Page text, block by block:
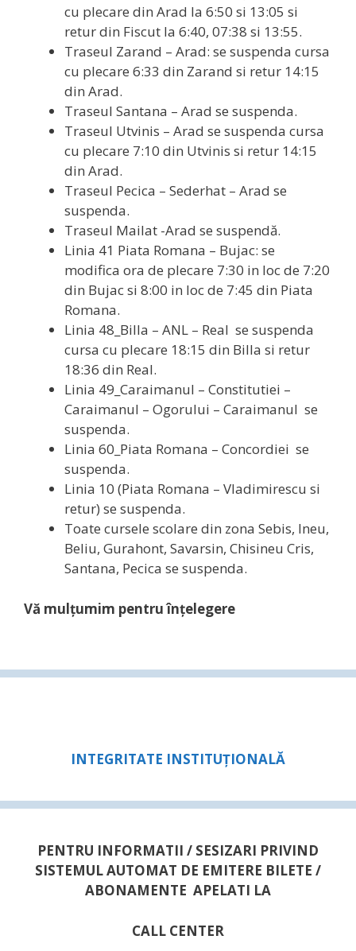
cu plecare din Arad la 6:50 si 13:05 si
retur din Fiscut la 6:40, 07:38 si 13:55.
Traseul Zarand – Arad: se suspenda cursa
cu plecare 6:33 din Zarand si retur 14:15
din Arad.
Traseul Santana – Arad se suspenda.
Traseul Utvinis – Arad se suspenda cursa
cu plecare 7:10 din Utvinis si retur 14:15
din Arad.
Traseul Pecica – Sederhat – Arad se
suspenda.
Traseul Mailat -Arad se suspendă.
Linia 41 Piata Romana – Bujac: se
modifica ora de plecare 7:30 in loc de 7:20
din Bujac si 8:00 in loc de 7:45 din Piata
Romana.
Linia 48_Billa – ANL – Real se suspenda
cursa cu plecare 18:15 din Billa si retur
18:36 din Real.
Linia 49_Caraimanul – Constitutiei –
Caraimanul – Ogorului – Caraimanul se
suspenda.
Linia 60_Piata Romana – Concordiei se
suspenda.
Linia 10 (Piata Romana – Vladimirescu si
retur) se suspenda.
Toate cursele scolare din zona Sebis, Ineu,
Beliu, Gurahont, Savarsin, Chisineu Cris,
Santana, Pecica se suspenda.
Vă mulţumim pentru înţelegere
INTEGRITATE INSTITUȚIONALĂ
PENTRU INFORMATII / SESIZARI PRIVIND
SISTEMUL AUTOMAT DE EMITERE BILETE /
ABONAMENTE APELATI LA
CALL CENTER